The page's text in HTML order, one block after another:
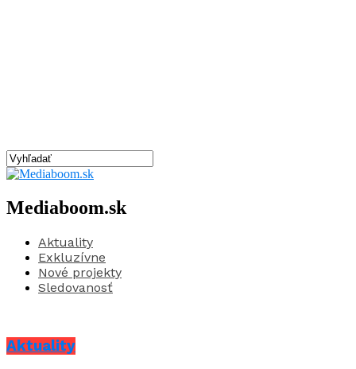
Mediaboom.sk
Aktuality
Exkluzívne
Nové projekty
Sledovanosť
Aktuality